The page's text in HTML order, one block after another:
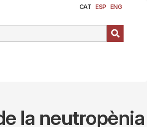
CAT ESP ENG
la neutropènia